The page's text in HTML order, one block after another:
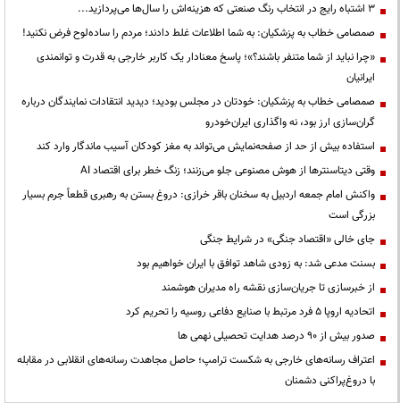
3 اشتباه رایج در انتخاب رنگ صنعتی که هزینه‌اش را سال‌ها می‌پردازید...
صمصامی خطاب به پزشکیان: به شما اطلاعات غلط دادند؛ مردم را ساده‌لوح فرض نکنید!
«چرا نباید از شما متنفر باشند؟»؛ پاسخ معنادار یک کاربر خارجی به قدرت و توانمندی
ایرانیان
صمصامی خطاب به پزشکیان: خودتان در مجلس بودید؛ دیدید انتقادات نمایندگان درباره
گران‌سازی ارز بود، نه واگذاری ایران‌خودرو
استفاده بیش از حد از صفحه‌نمایش می‌تواند به مغز کودکان آسیب ماندگار وارد کند
وقتی دیتاسنترها از هوش مصنوعی جلو می‌زنند؛ زنگ خطر برای اقتصاد AI
واکنش امام جمعه اردبیل به سخنان باقر خرازی: دروغ بستن به رهبری قطعاً جرم بسیار
بزرگی است
جای خالی «اقتصاد جنگی» در شرایط جنگی
بسنت مدعی شد: به زودی شاهد توافق با ایران خواهیم بود
از خبرسازی تا جریان‌سازی نقشه راه مدیران هوشمند
اتحادیه اروپا ۵ فرد مرتبط با صنایع دفاعی روسیه را تحریم کرد
صدور بیش از ۹۰ درصد هدایت تحصیلی نهمی ها
اعتراف رسانه‌های خارجی به شکست ترامپ؛ حاصل مجاهدت رسانه‌های انقلابی در مقابله
با دروغ‌پراکنی دشمنان